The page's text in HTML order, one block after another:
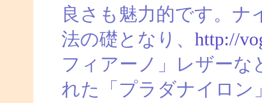
良さも魅力的です。ナ
法の礎となり、 http://
フィアーノ」レザーな
れた「プラダナイロン